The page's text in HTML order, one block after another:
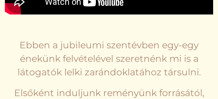
Ebben a jubileumi szentévben egy-egy
énekünk felvételével szeretnénk mi is a
látogatók lelki zarándoklatához társulni.
Elsőként induljunk reményünk forrásától,